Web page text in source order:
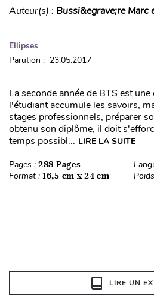
Auteur(s) : Bussi&egrave;re Marc
Ellipses
Parution : 23.05.2017
La seconde année de BTS est
l'étudiant accumule les savoirs,
stages professionnels, préparer
obtenu son diplôme, il doit
temps possibl... LIRE LA SUITE
Pages : 288 Pages
Format : 16,5 cm x 24 cm
LIRE UN